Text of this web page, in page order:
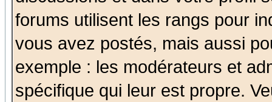
forums utilisent les rangs pour
vous avez postés, mais aussi
exemple : les modérateurs et
spécifique qui leur est propre.